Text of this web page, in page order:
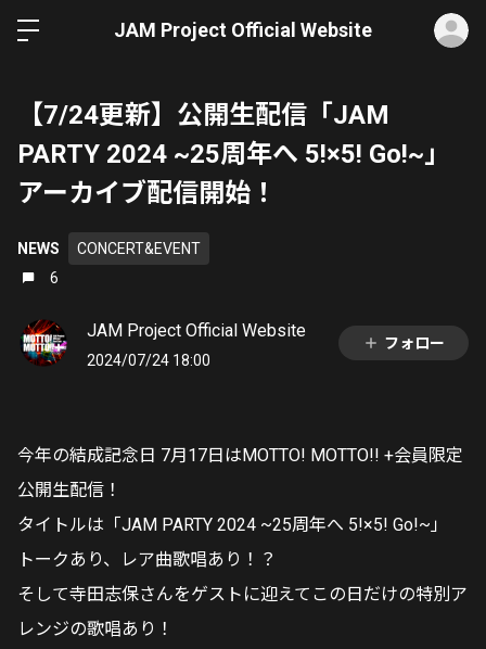
JAM Project Official Website
【7/24更新】公開生配信「JAM
PARTY 2024 ~25周年へ 5!×5! Go!~」
アーカイブ配信開始！
NEWS
CONCERT&EVENT
6
JAM Project Official Website
2024/07/24 18:00
フォロー
今年の結成記念日 7月17日はMOTTO! MOTTO!! +会員限定
公開生配信！
タイトルは「JAM PARTY 2024 ~25周年へ 5!×5! Go!~」
トークあり、レア曲歌唱あり！？
そして寺田志保さんをゲストに迎えてこの日だけの特別ア
レンジの歌唱あり！